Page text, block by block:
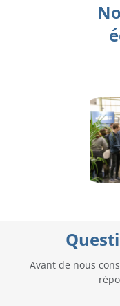
Avant de nous